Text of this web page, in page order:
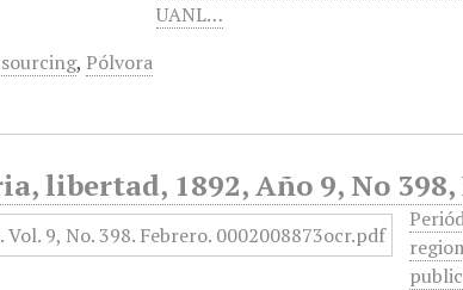
UANL…
, Pólvora
libertad, 1892, Año 9, No 398,